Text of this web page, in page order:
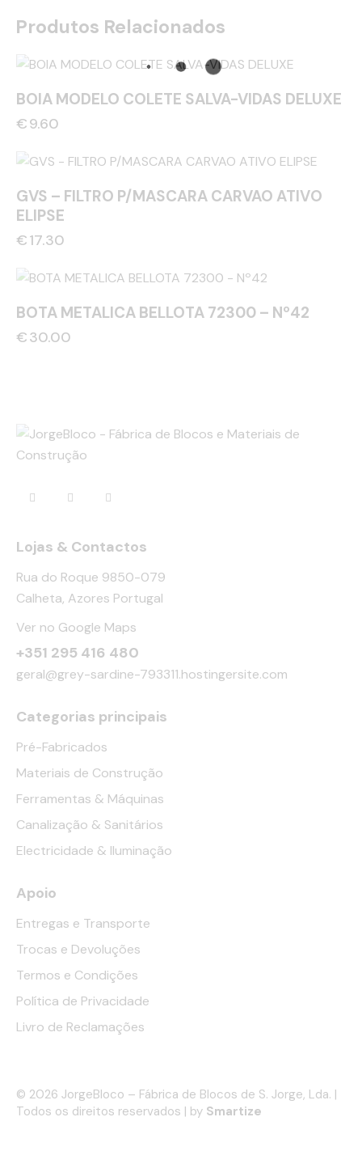
Produtos Relacionados
BOIA MODELO COLETE SALVA-VIDAS DELUXE
€9.60
GVS – FILTRO P/MASCARA CARVAO ATIVO
ELIPSE
€17.30
BOTA METALICA BELLOTA 72300 – Nº42
€30.00
Lojas & Contactos
Rua do Roque 9850-079
Calheta, Azores Portugal
Ver no Google Maps
+351 295 416 480
geral@grey-sardine-793311.hostingersite.com
Categorias principais
Pré-Fabricados
Materiais de Construção
Ferramentas & Máquinas
Canalização & Sanitários
Electricidade & Iluminação
Apoio
Entregas e Transporte
Trocas e Devoluções
Termos e Condições
Política de Privacidade
Livro de Reclamações
© 2026 JorgeBloco – Fábrica de Blocos de S. Jorge, Lda. |
Todos os direitos reservados | by Smartize